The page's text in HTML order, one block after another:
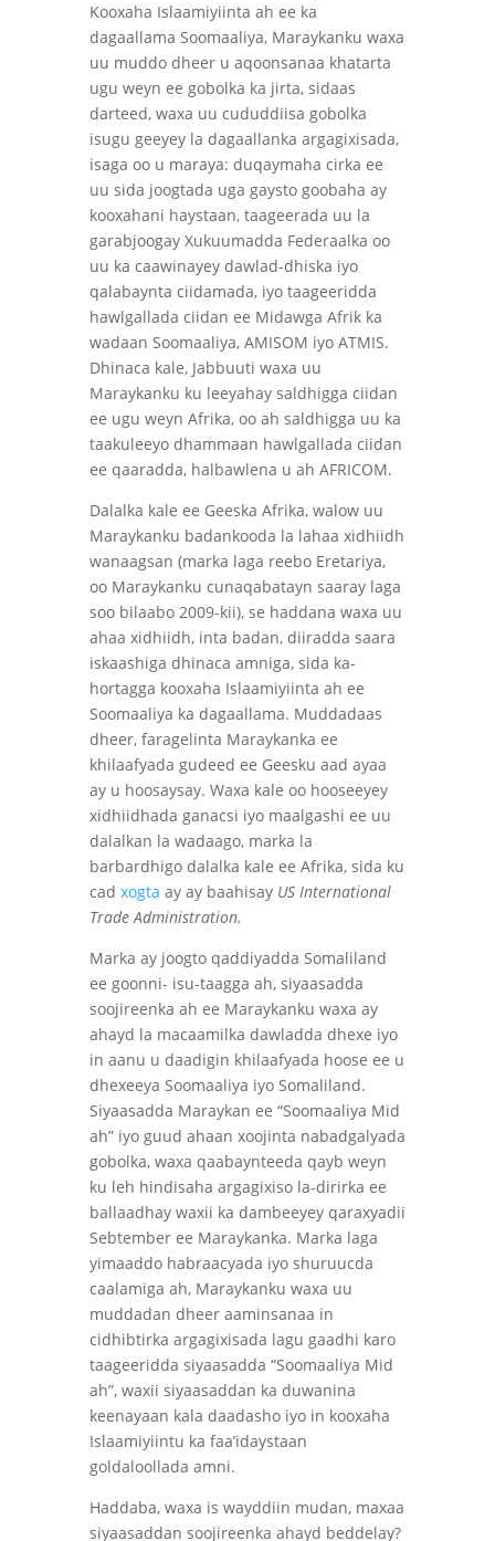
Kooxaha Islaamiyiinta ah ee ka
dagaallama Soomaaliya, Maraykanku waxa
uu muddo dheer u aqoonsanaa khatarta
ugu weyn ee gobolka ka jirta, sidaas
darteed, waxa uu cududdiisa gobolka
isugu geeyey la dagaallanka argagixisada,
isaga oo u maraya: duqaymaha cirka ee
uu sida joogtada uga gaysto goobaha ay
kooxahani haystaan, taageerada uu la
garabjoogay Xukuumadda Federaalka oo
uu ka caawinayey dawlad-dhiska iyo
qalabaynta ciidamada, iyo taageeridda
hawlgallada ciidan ee Midawga Afrik ka
wadaan Soomaaliya, AMISOM iyo ATMIS.
Dhinaca kale, Jabbuuti waxa uu
Maraykanku ku leeyahay saldhigga ciidan
ee ugu weyn Afrika, oo ah saldhigga uu ka
taakuleeyo dhammaan hawlgallada ciidan
ee qaaradda, halbawlena u ah AFRICOM.
Dalalka kale ee Geeska Afrika, walow uu
Maraykanku badankooda la lahaa xidhiidh
wanaagsan (marka laga reebo Eretariya,
oo Maraykanku cunaqabatayn saaray laga
soo bilaabo 2009-kii), se haddana waxa uu
ahaa xidhiidh, inta badan, diiradda saara
iskaashiga dhinaca amniga, sida ka-
hortagga kooxaha Islaamiyiinta ah ee
Soomaaliya ka dagaallama. Muddadaas
dheer, faragelinta Maraykanka ee
khilaafyada gudeed ee Geesku aad ayaa
ay u hoosaysay. Waxa kale oo hooseeyey
xidhiidhada ganacsi iyo maalgashi ee uu
dalalkan la wadaago, marka la
barbardhigo dalalka kale ee Afrika, sida ku
cad xogta ay ay baahisay US International
Trade Administration.
Marka ay joogto qaddiyadda Somaliland
ee goonni- isu-taagga ah, siyaasadda
soojireenka ah ee Maraykanku waxa ay
ahayd la macaamilka dawladda dhexe iyo
in aanu u daadigin khilaafyada hoose ee u
dhexeeya Soomaaliya iyo Somaliland.
Siyaasadda Maraykan ee “Soomaaliya Mid
ah” iyo guud ahaan xoojinta nabadgalyada
gobolka, waxa qaabaynteeda qayb weyn
ku leh hindisaha argagixiso la-dirirka ee
ballaadhay waxii ka dambeeyey qaraxyadii
Sebtember ee Maraykanka. Marka laga
yimaaddo habraacyada iyo shuruucda
caalamiga ah, Maraykanku waxa uu
muddadan dheer aaminsanaa in
cidhibtirka argagixisada lagu gaadhi karo
taageeridda siyaasadda “Soomaaliya Mid
ah”, waxii siyaasaddan ka duwanina
keenayaan kala daadasho iyo in kooxaha
Islaamiyiintu ka faa’idaystaan
goldaloollada amni.
Haddaba, waxa is wayddiin mudan, maxaa
siyaasaddan soojireenka ahayd beddelay?